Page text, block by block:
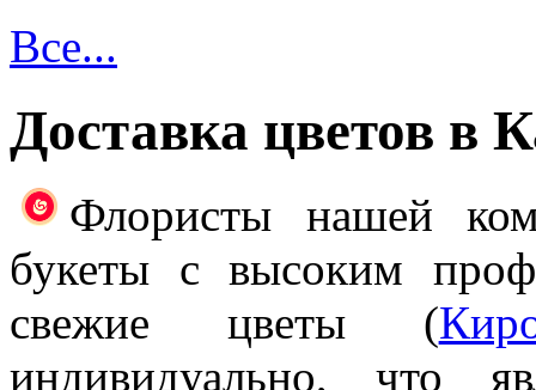
Все...
Доставка цветов в
Флористы нашей
букеты с высоким
свежие цветы (
индивидуально, что